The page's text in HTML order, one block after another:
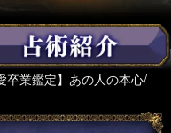
卒業鑑定】あの人の本心/